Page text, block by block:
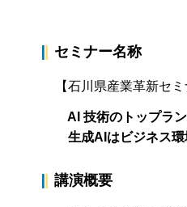
セミナー名称
【石川県産業革新セミ
AI 技術のトップラ
生成AIはビジネス環
講演概要